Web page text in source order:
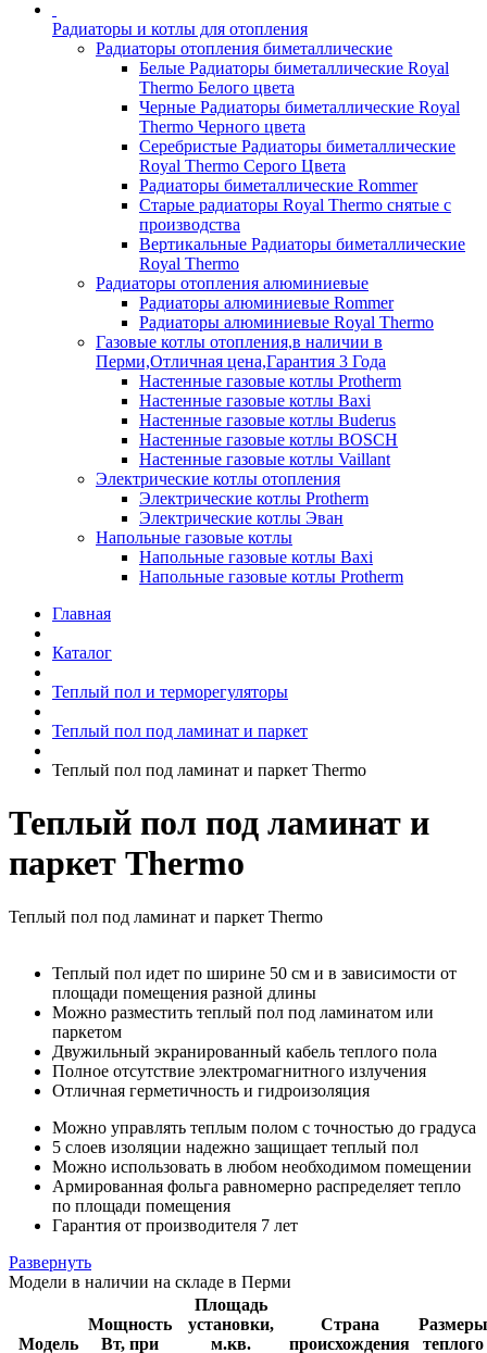
Радиаторы и котлы для отопления
Радиаторы отопления биметаллические
Белые Радиаторы биметаллические Royal
Thermo Белого цвета
Черные Радиаторы биметаллические Royal
Thermo Черного цвета
Серебристые Радиаторы биметаллические
Royal Thermo Серого Цвета
Радиаторы биметаллические Rommer
Старые радиаторы Royal Thermo снятые с
производства
Вертикальные Радиаторы биметаллические
Royal Thermo
Радиаторы отопления алюминиевые
Радиаторы алюминиевые Rommer
Радиаторы алюминиевые Royal Thermo
Газовые котлы отопления,в наличии в
Перми,Отличная цена,Гарантия 3 Года
Настенные газовые котлы Protherm
Настенные газовые котлы Baxi
Настенные газовые котлы Buderus
Настенные газовые котлы BOSCH
Настенные газовые котлы Vaillant
Электрические котлы отопления
Электрические котлы Protherm
Электрические котлы Эван
Напольные газовые котлы
Напольные газовые котлы Baxi
Напольные газовые котлы Protherm
Главная
Каталог
Теплый пол и терморегуляторы
Теплый пол под ламинат и паркет
Теплый пол под ламинат и паркет Thermo
Теплый пол под ламинат и
паркет Thermo
Теплый пол под ламинат и паркет Thermo
Теплый пол идет по ширине 50 см и в зависимости от
площади помещения разной длины
Можно разместить теплый пол под ламинатом или
паркетом
Двужильный экранированный кабель теплого пола
Полное отсутствие электромагнитного излучения
Отличная герметичность и гидроизоляция
Можно управлять теплым полом с точностью до градуса
5 слоев изоляции надежно защищает теплый пол
Можно использовать в любом необходимом помещении
Армированная фольга равномерно распределяет тепло
по площади помещения
Гарантия от производителя 7 лет
Развернуть
Модели в наличии на складе в Перми
Модель
Мощность
Вт, при
Площадь
установки,
м.кв.
Страна
происхождения
Размеры
теплого